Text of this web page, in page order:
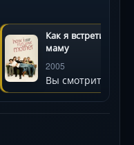
а
жёлтого зонта
MacLaren's —
как все пути
с
глубиной.
Как я встретил вашу
маму
2005
Вы смотрите